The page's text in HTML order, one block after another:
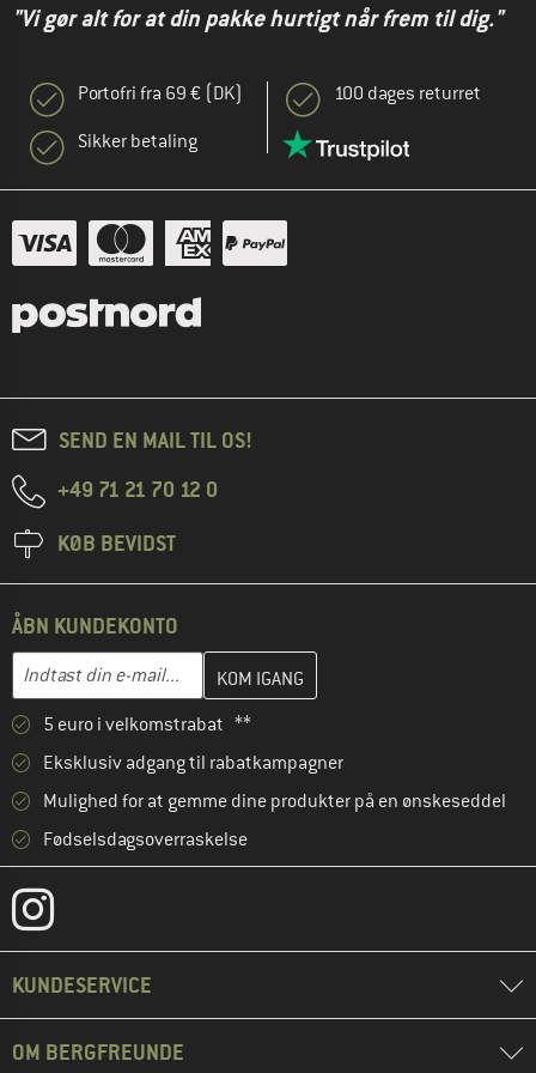
"Vi gør alt for at din pakke hurtigt når frem til dig."
Portofri fra 69 € (DK)
Sikker betaling
100 dages returret
SEND EN MAIL TIL OS!
+49 71 21 70 12 0
KØB BEVIDST
ÅBN KUNDEKONTO
E-mail-adresse
Indtast din e-mailadresse her, og opret i næste trin din
5 euro i velkomstrabat **
Eksklusiv adgang til rabatkampagner
Mulighed for at gemme dine produkter på en ønskeseddel
Fødselsdagsoverraskelse
KUNDESERVICE
OM BERGFREUNDE